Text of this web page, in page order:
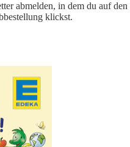
abmelden, in dem du auf den
klickst.